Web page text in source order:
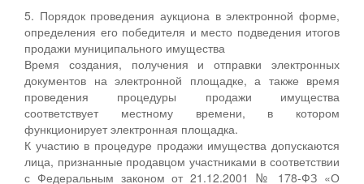
5. Порядок проведения аукциона в электронной форме,
определения его победителя и место подведения итогов
продажи муниципального имущества
Время создания, получения и отправки электронных
документов на электронной площадке, а также время
проведения процедуры продажи имущества
соответствует местному времени, в котором
функционирует электронная площадка.
К участию в процедуре продажи имущества допускаются
лица, признанные продавцом участниками в соответствии
с Федеральным законом от 21.12.2001 № 178-ФЗ «О